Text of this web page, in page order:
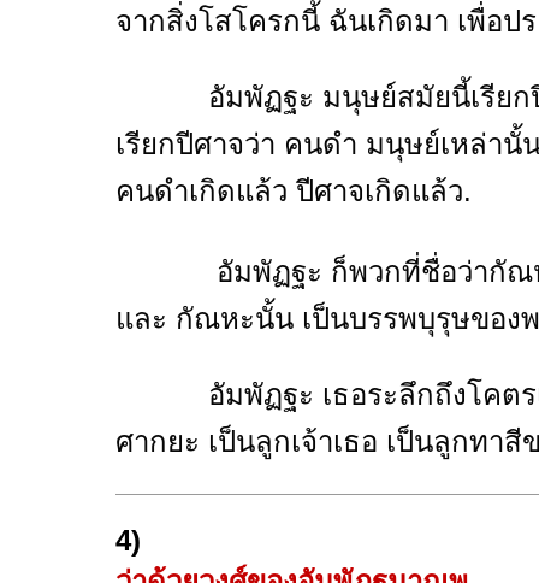
จากสิ่งโสโครกนี้ ฉันเกิดมา เพื่อป
อัมพัฏฐะ มนุษย์สมัยนี้เรียกปี
เรียกปีศาจว่า คนดำ มนุษย์เหล่า
คนดำเกิดแล้ว ปีศาจเกิดแล้ว.
อัมพัฏฐะ ก็พวกที่ชื่อว่ากัณหา
และ กัณหะนั้น เป็นบรรพบุรุษของ
อัมพัฏฐะ เธอระลึกถึงโคตรเ
ศากยะ เป็นลูกเจ้าเธอ เป็นลูกทา
4)